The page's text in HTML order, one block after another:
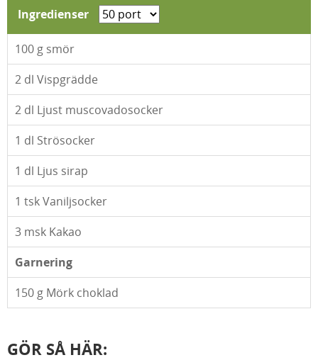
Ingredienser
100 g smör
2 dl Vispgrädde
2 dl Ljust muscovadosocker
1 dl Strösocker
1 dl Ljus sirap
1 tsk Vaniljsocker
3 msk Kakao
Garnering
150 g Mörk choklad
GÖR SÅ HÄR: